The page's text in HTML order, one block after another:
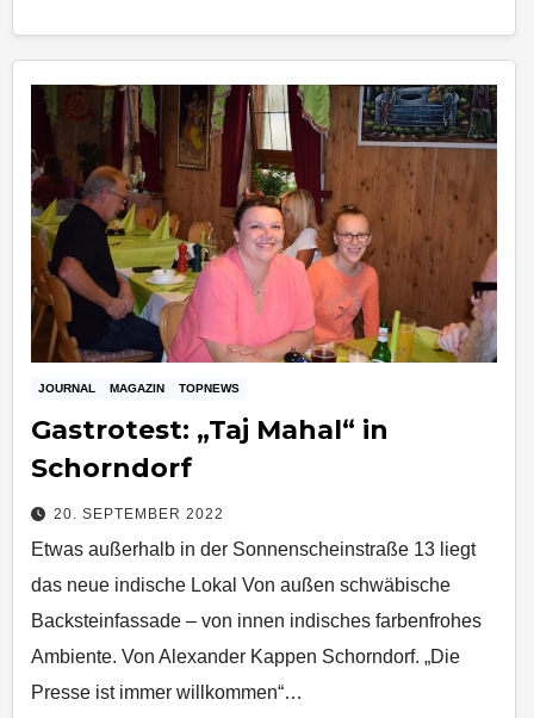
JOURNAL MAGAZIN TOPNEWS
Gastrotest: „Taj Mahal“ in
Schorndorf
20. SEPTEMBER 2022
Etwas außerhalb in der Sonnenscheinstraße 13 liegt
das neue indische Lokal Von außen schwäbische
Backsteinfassade – von innen indisches farbenfrohes
Ambiente. Von Alexander Kappen Schorndorf. „Die
Presse ist immer willkommen“…